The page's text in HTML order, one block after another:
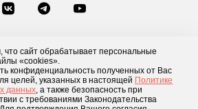
сайт обрабатывает персональные
«cookies».
конфиденциальность полученных от Вас
целей, указанных в настоящей Политике
данных, а также безопасность при
с требованиями Законодательства
способы связи
Доставка и оплата Блог